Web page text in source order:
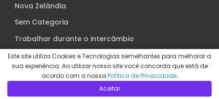
Nova Zelândia
Sem Categoria
Trabalhar durante o intercâmbio
Universidade na Austrália
WEST 1 intercâmbio
Este site utiliza Cookies e Tecnologias semelhantes para melhorar a
sua experiência. Ao utilizar nosso site você concorda que está de
acordo com a nossa Política de Privacidade.
Aceitar